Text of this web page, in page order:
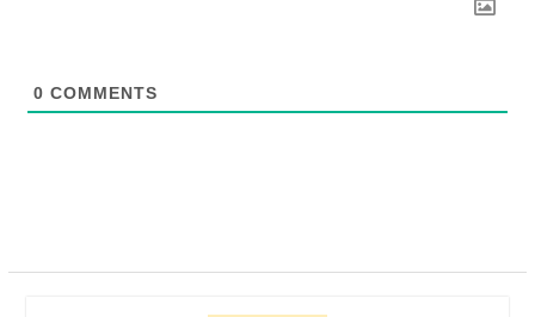
0 COMMENTS